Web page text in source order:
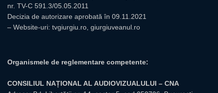
nr. TV-C 591.3/05.05.2011
Decizia de autorizare aprobată în 09.11.2021
– Website-uri: tvgiurgiu.ro giurgiuveanul.ro
Organismele de reglementare competente:
CONSILIUL NAȚIONAL AL AUDIOVIZUALULUI – CNA